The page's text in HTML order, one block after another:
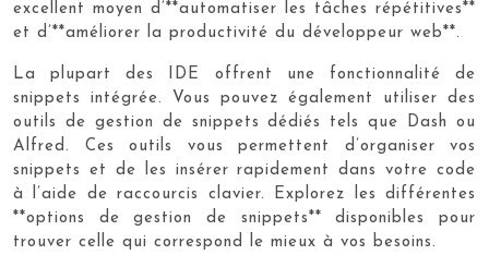
excellent moyen d’**automatiser les tâches répétitives**
et d’**améliorer la productivité du développeur web**.
La plupart des IDE offrent une fonctionnalité de
snippets intégrée. Vous pouvez également utiliser des
outils de gestion de snippets dédiés tels que Dash ou
Alfred. Ces outils vous permettent d’organiser vos
snippets et de les insérer rapidement dans votre code
à l’aide de raccourcis clavier. Explorez les différentes
**options de gestion de snippets** disponibles pour
trouver celle qui correspond le mieux à vos besoins.